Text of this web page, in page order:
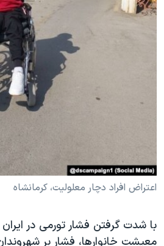
اعتراض افراد دچار معلولیت، کرمانشاه
با شدت گرفتن فشار تورمی در
معیشت خانوارها، فشار بر